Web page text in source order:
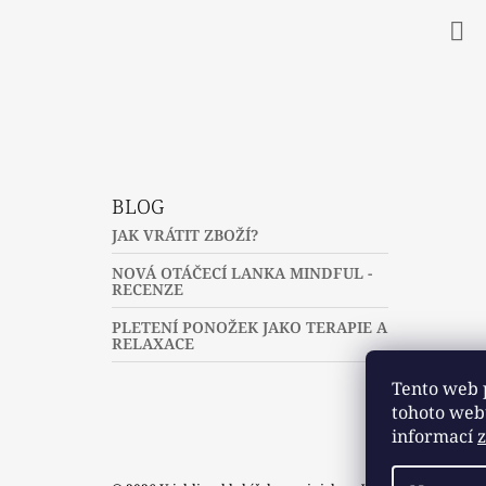
Tento web
tohoto
informací
BLOG
JAK VRÁTIT ZBOŽÍ?
NOVÁ OTÁČECÍ LANKA MINDFUL -
RECENZE
PLETENÍ PONOŽEK JAKO TERAPIE A
RELAXACE